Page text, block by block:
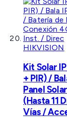
HIKVISION
Kit Solar
+ PIR) /
Panel
(Hasta 11
Vías /